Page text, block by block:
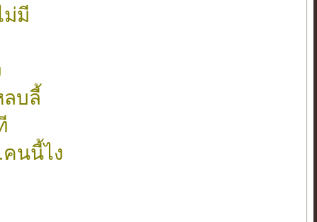
ม่มี
ลบลี้
นนี้ไง